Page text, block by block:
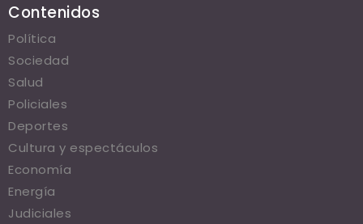
Contenidos
Política
Sociedad
Salud
Policiales
Deportes
Cultura y espectáculos
Economía
Energía
Judiciales